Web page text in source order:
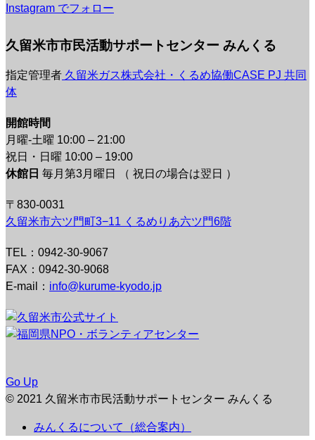
Instagram でフォロー
久留米市市民活動サポートセンター みんくる
指定管理者 久留米ガス株式会社・くるめ協働CASE PJ 共同
体
開館時間
月曜-土曜 10:00 – 21:00
祝日・日曜 10:00 – 19:00
休館日 毎月第3月曜日 （ 祝日の場合は翌日 ）
〒830-0031
久留米市六ツ門町3−11 くるめりあ六ツ門6階
TEL：0942-30-9067
FAX：0942-30-9068
E-mail： info@kurume-kyodo.jp
Go Up
© 2021 久留米市市民活動サポートセンター みんくる
みんくるについて（総合案内）